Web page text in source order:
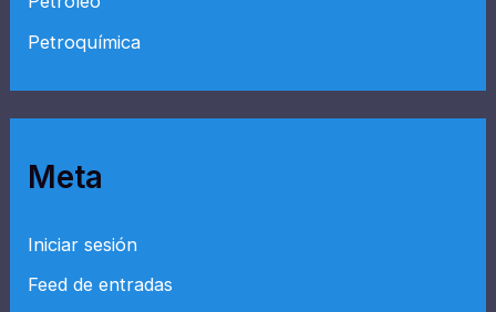
Petroquímica
Meta
Iniciar sesión
Feed de entradas